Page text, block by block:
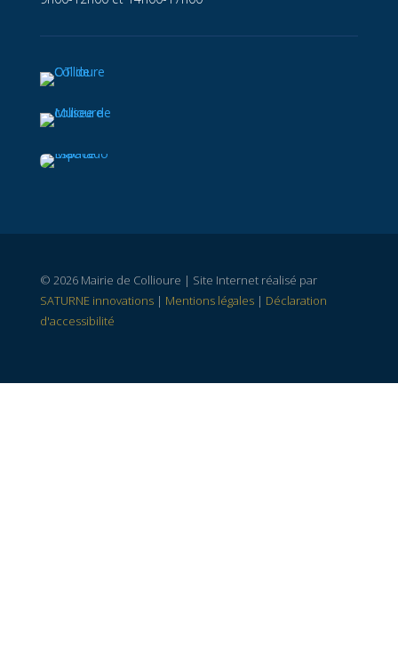
© 2026 Mairie de Collioure | Site Internet réalisé par
SATURNE innovations| Mentions légales| Déclaration
d'accessibilité